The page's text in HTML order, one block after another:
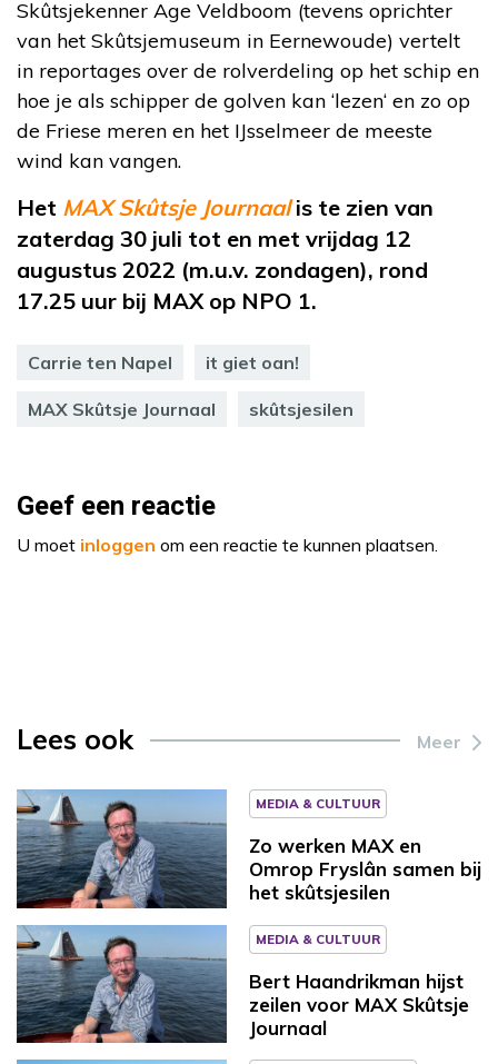
Skûtsjekenner Age Veldboom (tevens oprichter
van het Skûtsjemuseum in Eernewoude) vertelt
in reportages over de rolverdeling op het schip en
hoe je als schipper de golven kan ‘lezen‘ en zo op
de Friese meren en het IJsselmeer de meeste
wind kan vangen.
Het MAX Skûtsje Journaalis te zien van
zaterdag 30 juli tot en met vrijdag 12
augustus 2022 (m.u.v. zondagen), rond
17.25 uur bij MAX op NPO 1.
Carrie ten Napel it giet oan!
MAX Skûtsje Journaal skûtsjesilen
Geef een reactie
U moet inloggen om een reactie te kunnen plaatsen.
Lees ook Meer
MEDIA & CULTUUR
Zo werken MAX en
Omrop Fryslân samen bij
het skûtsjesilen
MEDIA & CULTUUR
Bert Haandrikman hijst
zeilen voor MAX Skûtsje
Journaal